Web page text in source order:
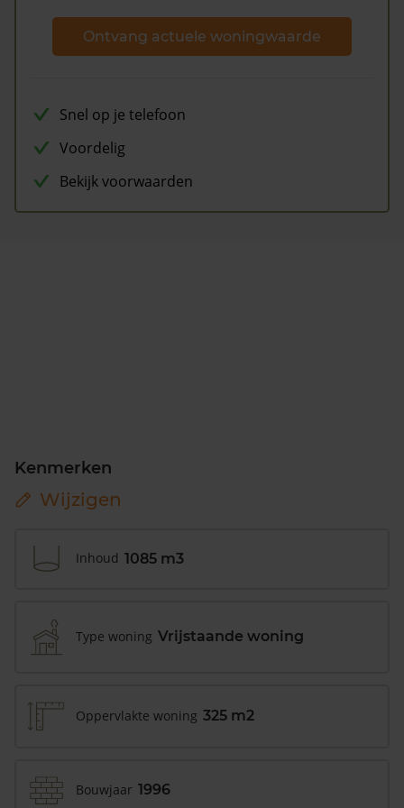
Ontvang actuele woningwaarde
Snel op je telefoon
Voordelig
Bekijk voorwaarden
Kenmerken
Wijzigen
Inhoud 1085 m3
Type woning Vrijstaande woning
Oppervlakte woning 325 m2
Bouwjaar 1996